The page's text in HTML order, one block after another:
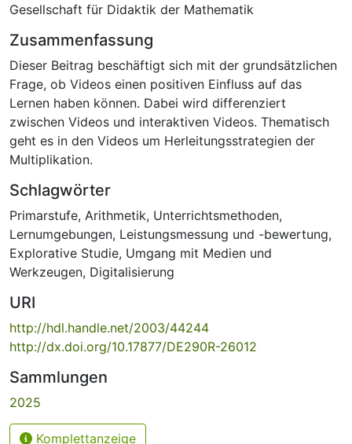
Gesellschaft für Didaktik der Mathematik
Zusammenfassung
Dieser Beitrag beschäftigt sich mit der grundsätzlichen
Frage, ob Videos einen positiven Einfluss auf das
Lernen haben können. Dabei wird differenziert
zwischen Videos und interaktiven Videos. Thematisch
geht es in den Videos um Herleitungsstrategien der
Multiplikation.
Schlagwörter
Primarstufe, Arithmetik, Unterrichtsmethoden,
Lernumgebungen, Leistungsmessung und -bewertung,
Explorative Studie, Umgang mit Medien und
Werkzeugen, Digitalisierung
URI
http://hdl.handle.net/2003/44244
http://dx.doi.org/10.17877/DE290R-26012
Sammlungen
2025
Komplettanzeige